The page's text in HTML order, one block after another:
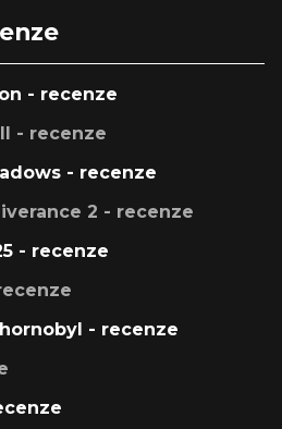
- recenze
- recenze
- recenze
2 - recenze
- recenze
- recenze